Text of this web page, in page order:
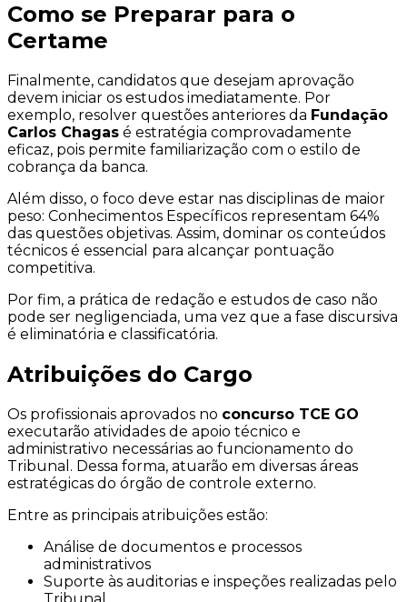
Como se Preparar para o
Certame
Finalmente, candidatos que desejam aprovação
devem iniciar os estudos imediatamente. Por
exemplo, resolver questões anteriores da Fundação
Carlos Chagas é estratégia comprovadamente
eficaz, pois permite familiarização com o estilo de
cobrança da banca.
Além disso, o foco deve estar nas disciplinas de maior
peso: Conhecimentos Específicos representam 64%
das questões objetivas. Assim, dominar os conteúdos
técnicos é essencial para alcançar pontuação
competitiva.
Por fim, a prática de redação e estudos de caso não
pode ser negligenciada, uma vez que a fase discursiva
é eliminatória e classificatória.
Atribuições do Cargo
Os profissionais aprovados no concurso TCE GO
executarão atividades de apoio técnico e
administrativo necessárias ao funcionamento do
Tribunal. Dessa forma, atuarão em diversas áreas
estratégicas do órgão de controle externo.
Entre as principais atribuições estão:
Análise de documentos e processos
administrativos
Suporte às auditorias e inspeções realizadas pelo